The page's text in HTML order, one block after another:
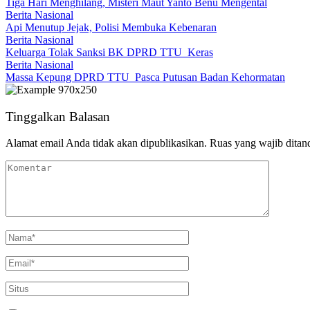
Berita Nasional
Api Menutup Jejak, Polisi Membuka Kebenaran
Berita Nasional
Keluarga Tolak Sanksi BK DPRD TTU Keras
Berita Nasional
Massa Kepung DPRD TTU Pasca Putusan Badan Kehormatan
Tinggalkan Balasan
Alamat email Anda tidak akan dipublikasikan. Ruas yang wajib